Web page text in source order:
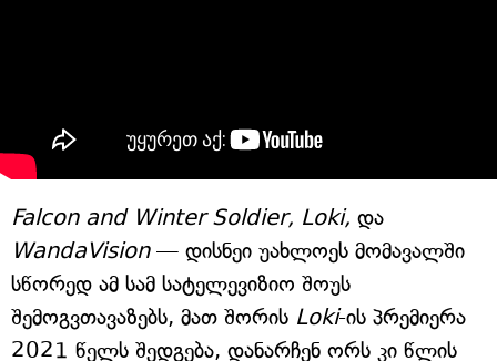
Falcon and Winter Soldier, Loki, და
WandaVision — დისნეი უახლოეს მომავალში
სწორედ ამ სამ სატელევიზიო შოუს
შემოგვთავაზებს, მათ შორის Loki-ის პრემიერა
2021 წელს შედგება, დანარჩენ ორს კი წლის